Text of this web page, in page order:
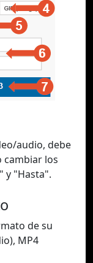
audio, debe
los
y "Hasta".
de su
MP4